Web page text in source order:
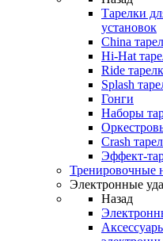
Тарелки
установок
China
Hi-Hat
Ride
Splash
Гонги
Наборы
Сrash
Эффект-
Тренировочные
Электронные
Назад